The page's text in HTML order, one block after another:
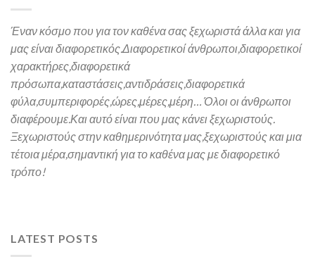
Έναν κόσμο που για τον καθένα σας ξεχωριστά άλλα και για
μας είναι διαφορετικός.Διαφορετικοί άνθρωποι,διαφορετικοί
χαρακτήρες,διαφορετικά
πρόσωπα,καταστάσεις,αντιδράσεις,διαφορετικά
φύλα,συμπεριφορές,ώρες,μέρες,μέρη… Όλοι οι άνθρωποι
διαφέρουμε.Και αυτό είναι που μας κάνει ξεχωριστούς.
Ξεχωριστούς στην καθημερινότητα μας,ξεχωριστούς και μια
τέτοια μέρα,σημαντική για το καθένα μαςμε διαφορετικό
τρόπο!
LATEST POSTS